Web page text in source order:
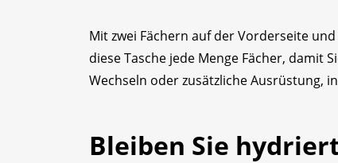
Mit zwei Fächern auf der Vorderseite
diese Tasche jede Menge Fächer, damit
Wechseln oder zusätzliche Ausrüstung,
Bleiben Sie